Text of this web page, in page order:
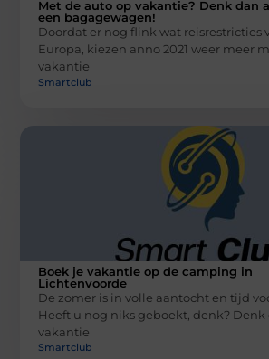
Met de auto op vakantie? Denk dan
een bagagewagen!
Doordat er nog flink wat reisrestricties
Europa, kiezen anno 2021 weer meer
vakantie
Smartclub
Boek je vakantie op de camping in
Lichtenvoorde
De zomer is in volle aantocht en tijd
Heeft u nog niks geboekt, denk? Denk
vakantie
Smartclub